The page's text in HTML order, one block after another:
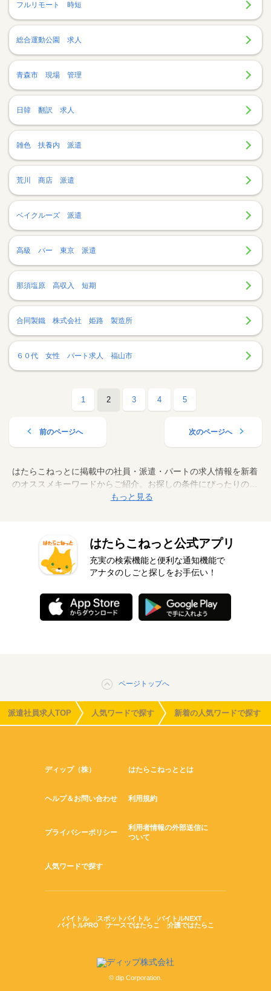
フルリモート 時短
総合運動公園 求人
青森市 現場 管理
日韓 翻訳 求人
雑色 扶養内 派遣
荒川 商店 派遣
ベイクルーズ 派遣
高級 バー 東京 派遣
那須塩原 高収入 短期
合同製鐵 株式会社 姫路 製造所
６０代 女性 パート求人 福山市
1 2 3 4 5
前のページへ 次のページへ
はたらこねっとに掲載中の社員・派遣・パートの求人情報を新着
のオススメキーワードからご紹介。お探しの条件にぴったりのキ
ーワードから、案件情報を検索してみましょう。
もっと見る
はたらこねっと公式アプリ
充実の検索機能と便利な通知機能で
アナタのしごと探しをお手伝い！
ページトップへ
派遣社員求人TOP 人気ワードで探す 新着の人気ワードで探す
ディップ（株） はたらこねっととは
ヘルプ＆お問い合わせ 利用規約
プライバシーポリシー
利用者情報の外部送信に
ついて
人気ワードで探す
バイトル スポットバイトル
バイトルNEXT
バイトルPRO
ナースではたらこ 介護ではたらこ
© dip Corporation.